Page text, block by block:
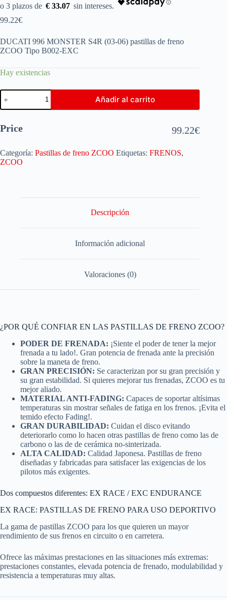
€ 33.07
99.22€
DUCATI 996 MONSTER S4R (03-06) pastillas de freno
ZCOO Tipo B002-EXC
Hay existencias
Añadir al carrito
Price 99.22€
Categoría: Pastillas de freno ZCOO Etiquetas: FRENOS,
ZCOO
Descripción
Información adicional
Valoraciones (0)
¿POR QUÉ CONFIAR EN LAS PASTILLAS DE FRENO ZCOO?
PODER DE FRENADA: ¡Siente el poder de tener la mejor
frenada a tu lado!. Gran potencia de frenada ante la precisión
sobre la maneta de freno.
GRAN PRECISIÓN: Se caracterizan por su gran precisión y
su gran estabilidad. Si quieres mejorar tus frenadas, ZCOO es tu
mejor aliado.
MATERIAL ANTI-FADING: Capaces de soportar altísimas
temperaturas sin mostrar señales de fatiga en los frenos. ¡Evita el
temido efecto Fading!.
GRAN DURABILIDAD: Cuidan el disco evitando
deteriorarlo como lo hacen otras pastillas de freno como las de
carbono o las de de cerámica no-sinterizada.
ALTA CALIDAD: Calidad Japonesa. Pastillas de freno
diseñadas y fabricadas para satisfacer las exigencias de los
pilotos más exigentes.
Dos compuestos diferentes: EX RACE / EXC ENDURANCE
EX RACE: PASTILLAS DE FRENO PARA USO DEPORTIVO
La gama de pastillas ZCOO para los que quieren un mayor
rendimiento de sus frenos en circuito o en carretera.
Ofrece las máximas prestaciones en las situaciones más extremas:
prestaciones constantes, elevada potencia de frenado, modulabilidad y
resistencia a temperaturas muy altas.